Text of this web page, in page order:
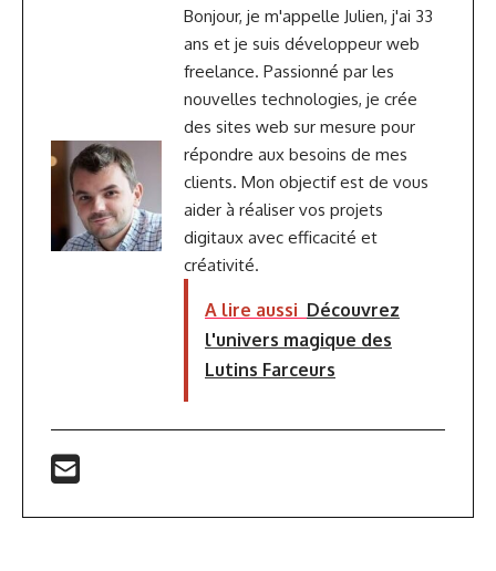
Bonjour, je m'appelle Julien, j'ai 33
ans et je suis développeur web
freelance. Passionné par les
nouvelles technologies, je crée
des sites web sur mesure pour
répondre aux besoins de mes
clients. Mon objectif est de vous
aider à réaliser vos projets
digitaux avec efficacité et
créativité.
A lire aussi Découvrez
l'univers magique des
Lutins Farceurs